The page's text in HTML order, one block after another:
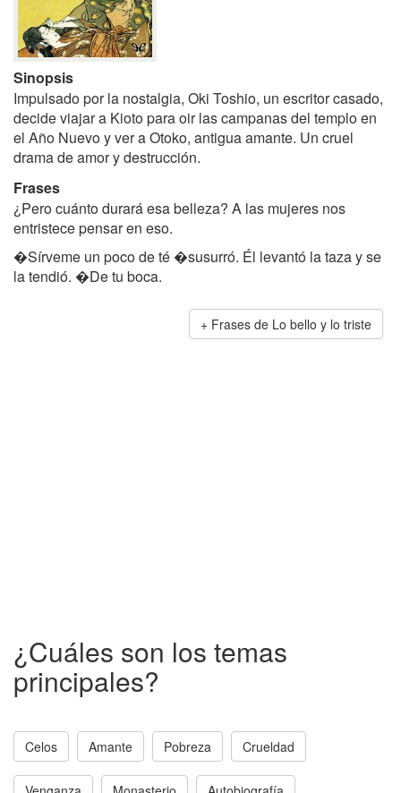
Sinopsis
Impulsado por la nostalgia, Oki Toshio, un escritor casado,
decide viajar a Kioto para oir las campanas del templo en
el Año Nuevo y ver a Otoko, antigua amante. Un cruel
drama de amor y destrucción.
Frases
¿Pero cuánto durará esa belleza? A las mujeres nos
entristece pensar en eso.
�Sírveme un poco de té �susurró. Él levantó la taza y se
la tendió. �De tu boca.
Frases de Lo bello y lo triste
¿Cuáles son los temas
principales?
Celos Amante Pobreza Crueldad